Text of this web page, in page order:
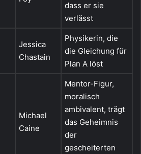
dass er sie
verlässt
Jessica
Chastain
Physikerin, die
die Gleichung für
Plan A löst
Michael
Caine
Mentor-Figur,
moralisch
ambivalent, trägt
das Geheimnis
der
gescheiterten